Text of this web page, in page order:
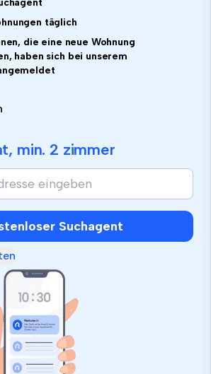
täglich
die eine neue Wohnung
haben sich bei unserem
min. 2 zimmer
Suchagent